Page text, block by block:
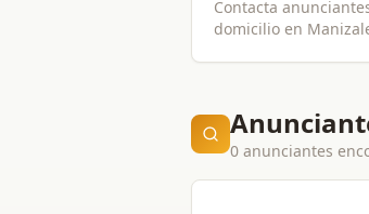
Contacta
domicilio en
0 anunciantes